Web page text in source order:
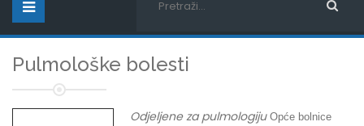
Pulmološke bolesti
Odjeljene za pulmologijuOpće bolnice